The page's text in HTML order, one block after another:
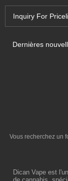
Inquiry For
Dernières
Vous recherchez un
Dican Vape est